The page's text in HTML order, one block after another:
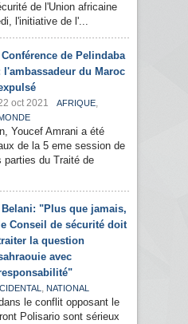
de l'Union africaine
l'initiative de l'...
Conférence de Pelindaba
l'ambassadeur du Maroc
oct 2021 AFRIQUE,
Youcef Amrani a été
de la 5 eme session de
parties du Traité de
Belani: "Plus que jamais,
le Conseil de sécurité doit
la question
avec
, NATIONAL
le conflit opposant le
Polisario sont sérieux